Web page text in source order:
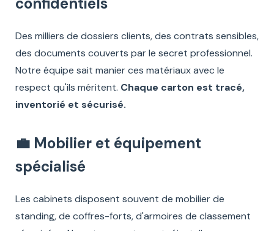
Des milliers de dossiers clients, des contrats sensibles,
des documents couverts par le secret professionnel.
Notre équipe sait manier ces matériaux avec le
respect qu'ils méritent. Chaque carton est tracé,
inventorié et sécurisé.
💼 Mobilier et équipement
spécialisé
Les cabinets disposent souvent de mobilier de
standing, de coffres-forts, d'armoires de classement